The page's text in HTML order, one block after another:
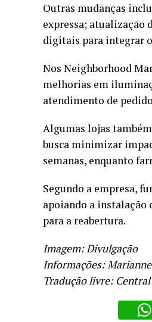
Outras mudanças
expressa; atualização
digitais para integrar
Nos Neighborhood
melhorias em
atendimento de
Algumas lojas
busca minimizar
semanas, enquanto
Segundo a empresa,
apoiando a instalação
para a reabertura.
Imagem: Divulgação
Informações:
Tradução livre: